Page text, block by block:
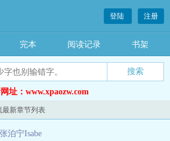
搜索
登陆 注册
完本 阅读记录 书架
址：www.xpaozw.com
最新章节列表
张泊宁Isabe